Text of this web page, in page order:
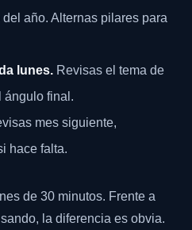
año. Alternas pilares para
lunes. Revisas el tema de
ángulo final.
mes siguiente,
hace falta.
de 30 minutos. Frente a
la diferencia es obvia.